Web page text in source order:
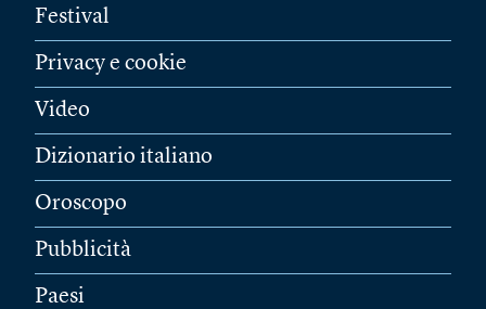
Festival
Privacy e cookie
Video
Dizionario italiano
Oroscopo
Pubblicità
Paesi